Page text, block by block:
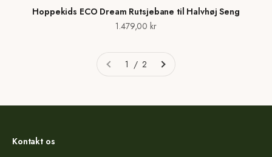
Hoppekids ECO Dream Rutsjebane til Halvhøj Seng
Salgspris
1.479,00 kr
1 / 2
Kontakt os